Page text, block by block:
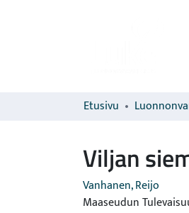
Etusivu
Viljan
Vanhanen, Reijo
Maaseudun